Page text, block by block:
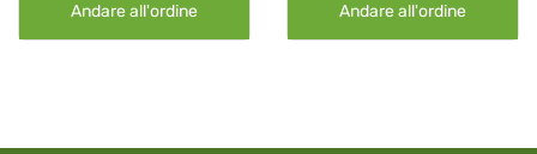
Andare all'ordine Andare all'ordine